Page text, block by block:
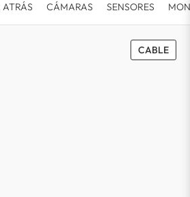
CÁMARAS SENSORES
CABLE